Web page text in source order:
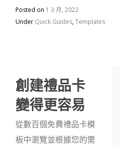
Posted on 1 3 月, 2022
Under Quick Guides,Templates
創建禮品卡
變得更容易
從數百個免費禮品卡模
板中瀏覽並根據您的需